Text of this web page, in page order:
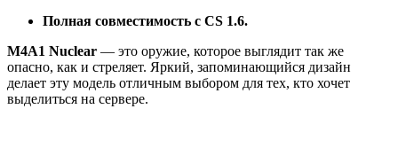
Полная совместимость с CS 1.6.
M4A1 Nuclear — это оружие, которое выглядит так же
опасно, как и стреляет. Яркий, запоминающийся дизайн
делает эту модель отличным выбором для тех, кто хочет
выделиться на сервере.